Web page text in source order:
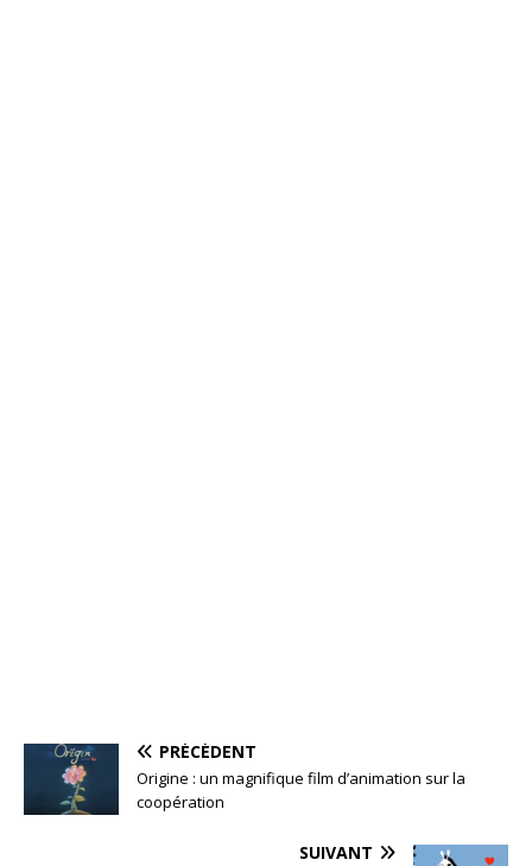
PRÉCÉDENT
Origine : un magnifique film d’animation sur la
coopération
SUIVANT